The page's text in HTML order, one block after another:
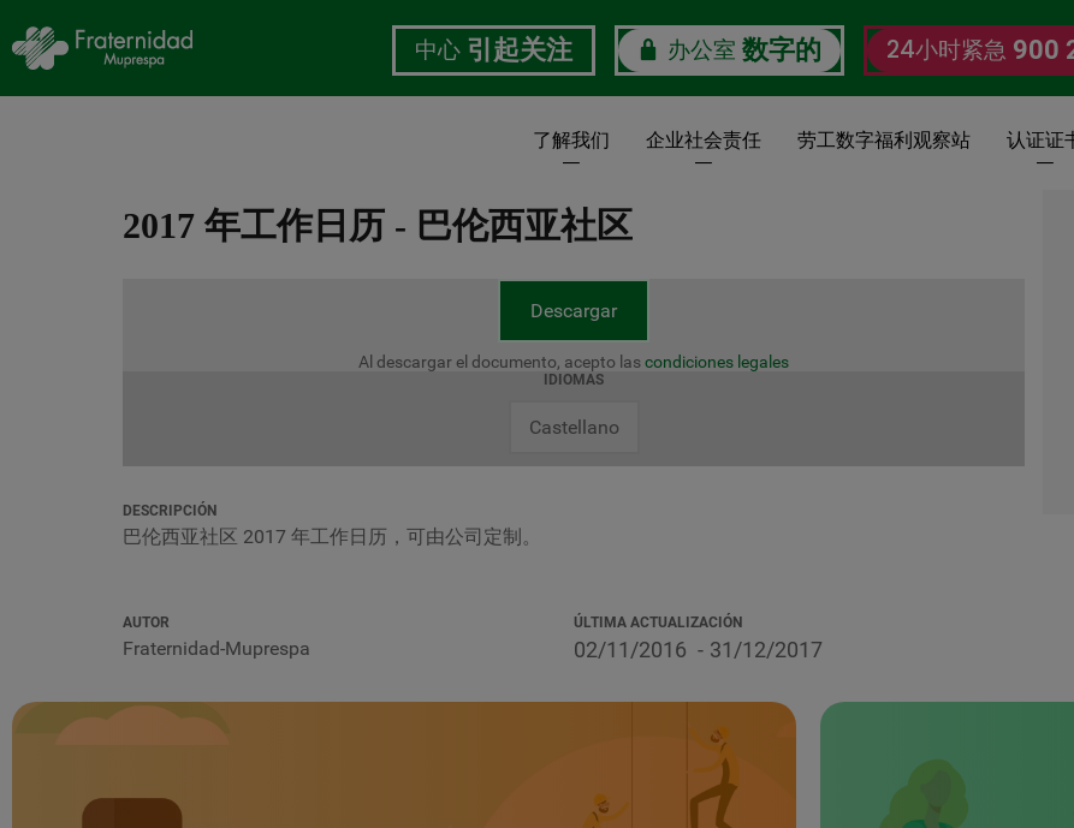
中心 引起关注 办公室 数字的 24小时紧急 900
了解我们 企业社会责任 劳工数字福利观察站 认证证
2017 年工作日历 - 巴伦西亚社区
Descargar
Al descargar el documento, acepto lascondiciones legales
IDIOMAS
Castellano
DESCRIPCIÓN
巴伦西亚社区 2017 年工作日历，可由公司定制。
AUTOR
Fraternidad-Muprespa
ÚLTIMA ACTUALIZACIÓN
02/11/2016 31/12/2017